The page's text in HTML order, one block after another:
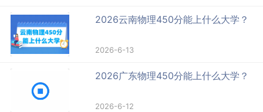
2026云南物理450分能上什么大学？
2026-6-13
2026广东物理450分能上什么大学？
2026-6-12